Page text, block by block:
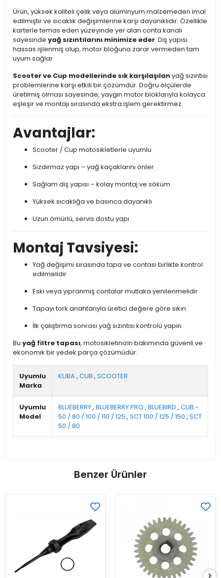
Ürün, yüksek kaliteli çelik veya alüminyum malzemeden imal
edilmiştir ve sıcaklık değişimlerine karşı dayanıklıdır. Özellikle
karterle temas eden yüzeyinde yer alan conta kanalı
sayesinde yağ sızıntılarını minimize eder. Diş yapısı
hassas işlenmiş olup, motor bloğuna zarar vermeden tam
uyum sağlar.
Scooter ve Cup modellerinde sık karşılaşılanyağ sızıntısı
problemlerine karşı etkili bir çözümdür. Doğru ölçülerde
üretilmiş olması sayesinde, yaygın motor bloklarıyla kolayca
eşleşir ve montajı sırasında ekstra işlem gerektirmez.
Avantajlar:
Scooter / Cup motosikletlerle uyumlu
Sızdırmaz yapı – yağ kaçaklarını önler
Sağlam diş yapısı – kolay montaj ve söküm
Yüksek sıcaklığa ve basınca dayanıklı
Uzun ömürlü, servis dostu yapı
Montaj Tavsiyesi:
Yağ değişimi sırasında tapa ve contası birlikte kontrol
edilmelidir
Eski veya yıpranmış contalar mutlaka yenilenmelidir
Tapayı tork anahtarıyla üretici değere göre sıkın
İlk çalıştırma sonrası yağ sızıntısı kontrolü yapın
Bu yağ filtre tapası, motosikletinizin bakımında güvenli ve
ekonomik bir yedek parça çözümüdür.
Uyumlu
Marka
KUBA, CUB , SCOOTER
Uyumlu
Model
BLUEBERRY, BLUEBERRY PRO , BLUEBIRD , CUB -
50 / 80 / 100 / 110 / 125 , SCT 100 / 125 / 150 , SCT
50 / 80
Benzer Ürünler